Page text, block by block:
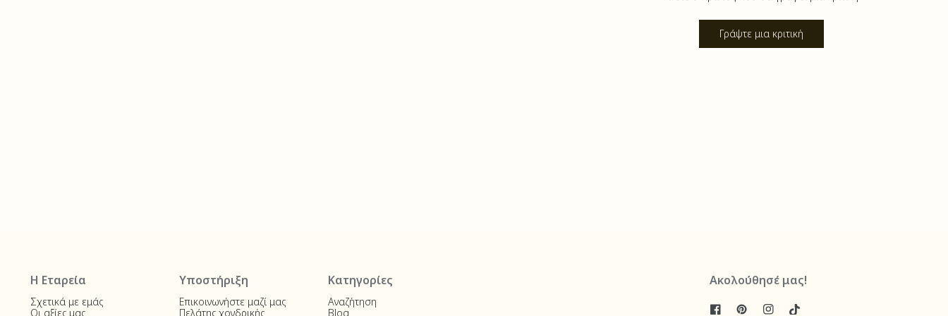
Γράψτε μια κριτική
Η Εταρεία
Σχετικά με εμάς
Οι αξίες μας
Υποστήριξη
Επικοινωνήστε μαζί μας
Πελάτης χονδρικής
Κατηγορίες
Αναζήτηση
Blog
Ακολούθησέ μας!